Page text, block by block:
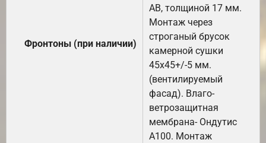
Фронтоны (при наличии)
АВ, толщиной 17 мм.
Монтаж через
строганый брусок
камерной сушки
45х45+/-5 мм.
(вентилируемый
фасад). Влаго-
ветрозащитная
мембрана- Ондутис
А100. Монтаж